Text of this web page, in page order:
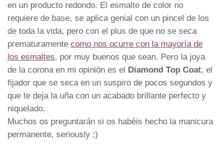
en un producto redondo. El esmalte de color no
requiere de base, se aplica genial con un pincel de los
de toda la vida, pero con el plus de que no se seca
prematuramente como nos ocurre con la mayoría de
los esmaltes, por muy buenos que sean. Pero la joya
de la corona en mi opinión es el
Diamond Top Coat, el
fijador que se seca en un suspiro de pocos segundos y
que te deja la uña con un acabado brillante perfecto y
niquelado.
Muchos os preguntarán si os habéis hecho la manicura
permanente, seriously ;)